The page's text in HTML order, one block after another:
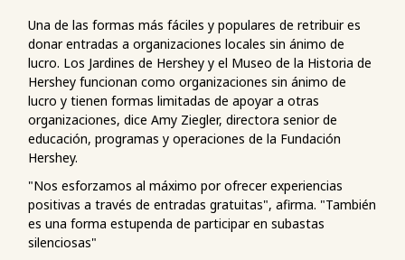
Una de las formas más fáciles y populares de retribuir es
donar entradas a organizaciones locales sin ánimo de
lucro. Los Jardines de Hershey y el Museo de la Historia de
Hershey funcionan como organizaciones sin ánimo de
lucro y tienen formas limitadas de apoyar a otras
organizaciones, dice Amy Ziegler, directora senior de
educación, programas y operaciones de la Fundación
Hershey.
"Nos esforzamos al máximo por ofrecer experiencias
positivas a través de entradas gratuitas", afirma. "También
es una forma estupenda de participar en subastas
silenciosas"